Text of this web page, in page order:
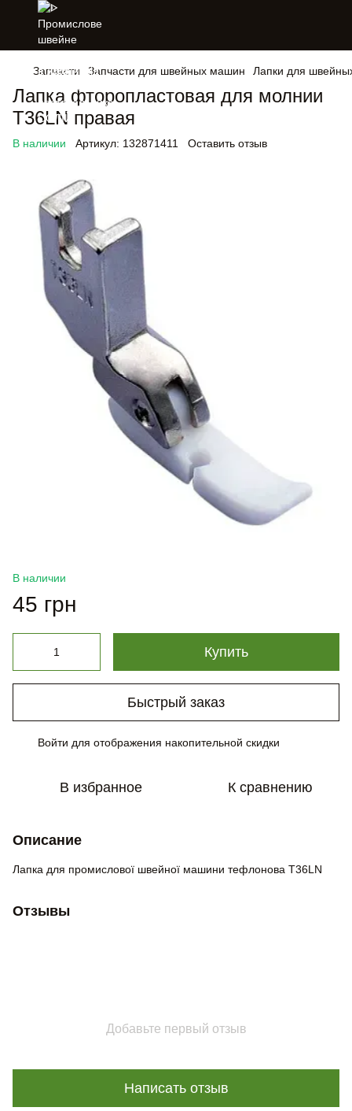
Запчасти Запчасти для швейных машин Лапки для
Лапка фторопластовая для молнии
Т36LN правая
В наличии Артикул: 132871411 Оставить отзыв
В наличии
45 грн
Купить
Быстрый заказ
Войти для отображения накопительной скидки
В избранное К сравнению
Описание
Лапка для промислової швейної машини тефлонова Т36LN
Отзывы
Добавьте первый отзыв
Написать отзыв